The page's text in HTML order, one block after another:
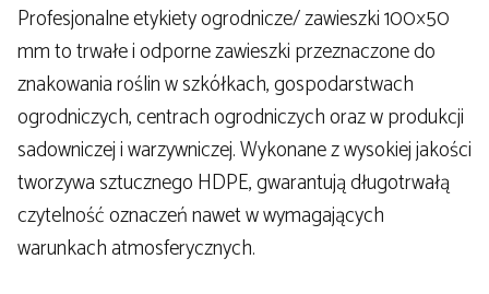
Profesjonalne etykiety ogrodnicze/ zawieszki 100×50
mm to trwałe i odporne zawieszki przeznaczone do
znakowania roślin w szkółkach, gospodarstwach
ogrodniczych, centrach ogrodniczych oraz w produkcji
sadowniczej i warzywniczej. Wykonane z wysokiej jakości
tworzywa sztucznego HDPE, gwarantują długotrwałą
czytelność oznaczeń nawet w wymagających
warunkach atmosferycznych.